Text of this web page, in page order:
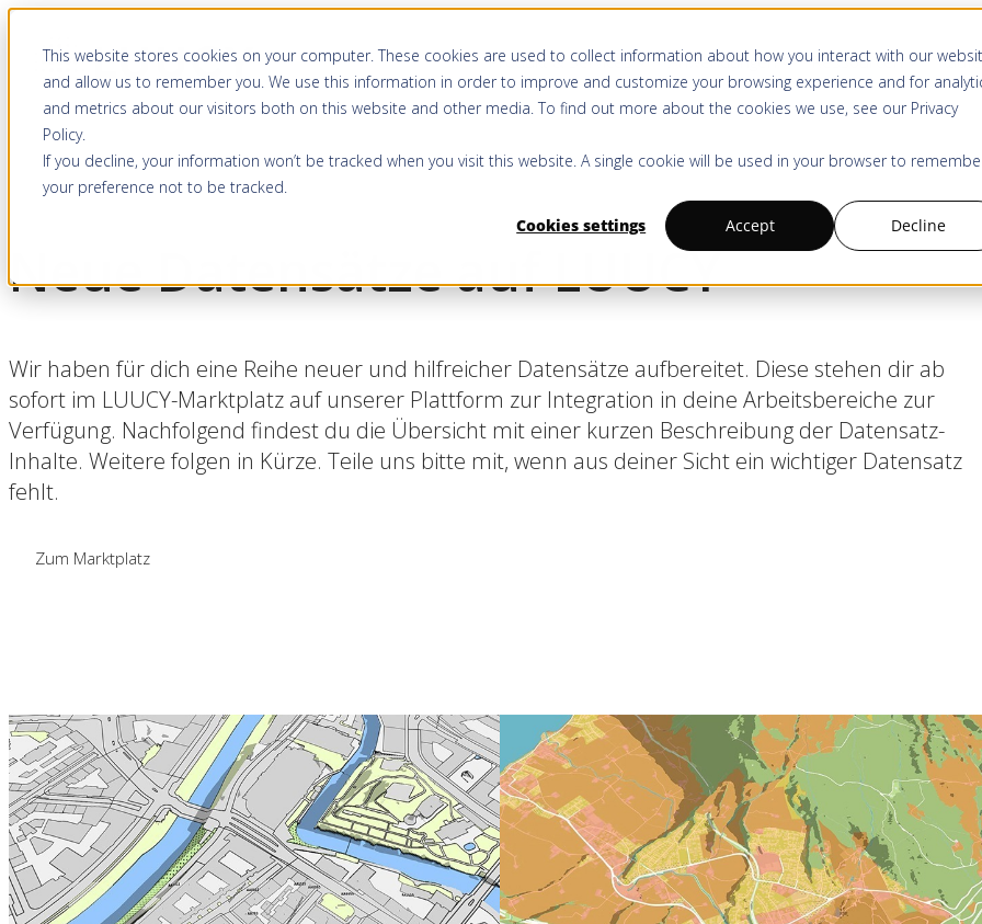
This website stores cookies on your computer. These cookies are used to collect information about how you interact with our
and allow us to remember you. We use this information in order to improve and customize your browsing experience and for
and metrics about our visitors both on this website and other media. To find out more about the cookies we use, see our Privacy
Policy.
If you decline, your information won’t be tracked when you visit this website. A single cookie will be used in your browser to
your preference not to be tracked.
Cookies settings
Accept Decline
Produkt & Services Anwendungen Ressourcen
Neue Datensätze auf LUUCY
Wir haben für dich eine Reihe neuer und hilfreicher Datensätze aufbereitet. Diese stehen dir ab
sofort im LUUCY-Marktplatz auf unserer Plattform zur Integration in deine Arbeitsbereiche zur
Verfügung. Nachfolgend findest du die Übersicht mit einer kurzen Beschreibung der Datensatz-
Inhalte. Weitere folgen in Kürze. Teile uns bitte mit, wenn aus deiner Sicht ein wichtiger Datensatz
fehlt.
Zum Marktplatz